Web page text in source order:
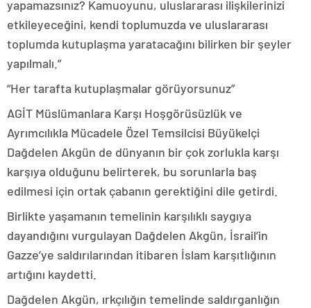
yapamazsınız? Kamuoyunu, uluslararası ilişkilerinizi
etkileyeceğini, kendi toplumuzda ve uluslararası
toplumda kutuplaşma yaratacağını bilirken bir şeyler
yapılmalı.”
“Her tarafta kutuplaşmalar görüyorsunuz”
AGİT Müslümanlara Karşı Hoşgörüsüzlük ve
Ayrımcılıkla Mücadele Özel Temsilcisi Büyükelçi
Dağdelen Akgün de dünyanın bir çok zorlukla karşı
karşıya olduğunu belirterek, bu sorunlarla baş
edilmesi için ortak çabanın gerektiğini dile getirdi.
Birlikte yaşamanın temelinin karşılıklı saygıya
dayandığını vurgulayan Dağdelen Akgün, İsrail’in
Gazze’ye saldırılarından itibaren İslam karşıtlığının
artığını kaydetti.
Dağdelen Akgün, ırkçılığın temelinde saldırganlığın